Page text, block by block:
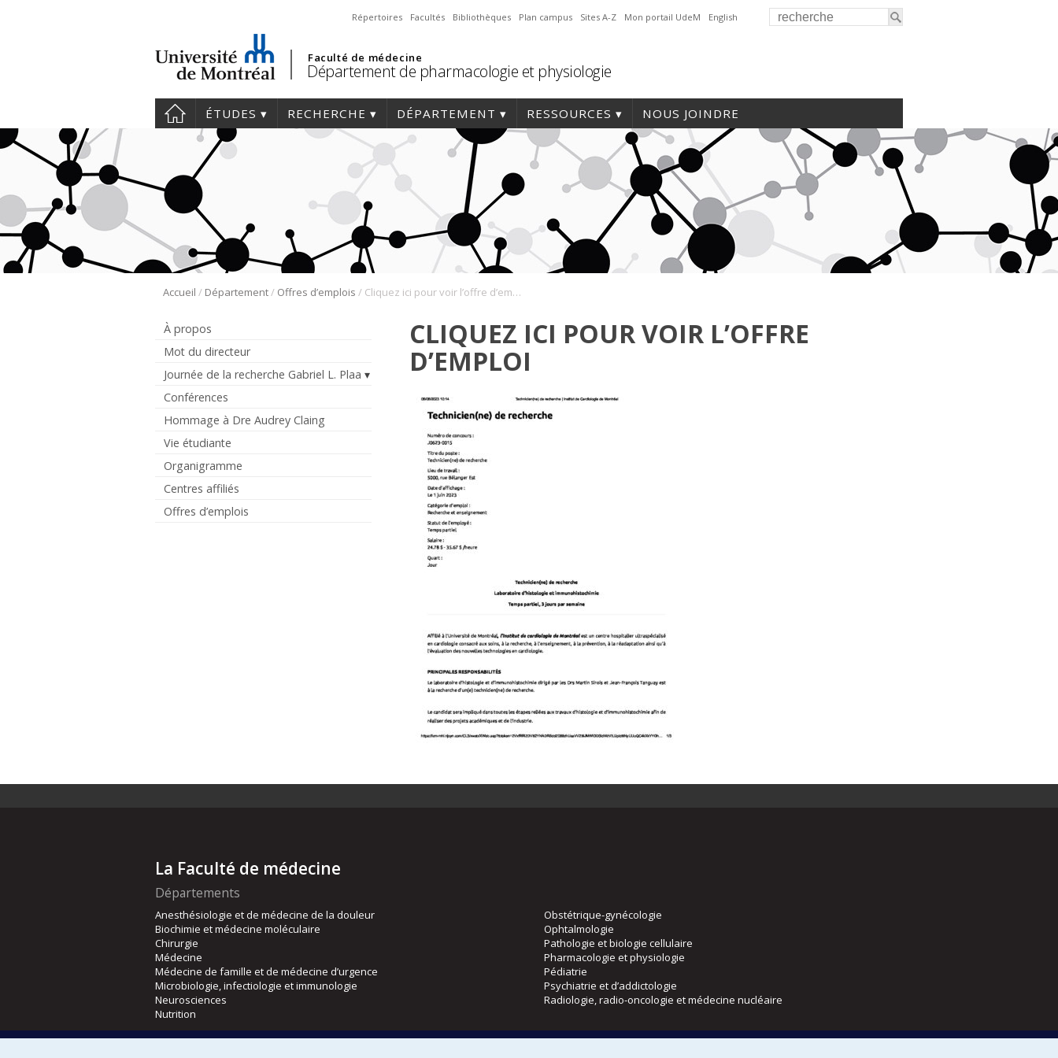
Répertoires Facultés Bibliothèques Plan campus Sites A-Z Mon portail UdeM English
Faculté de médecine
Département de pharmacologie et physiologie
ÉTUDES RECHERCHE DÉPARTEMENT RESSOURCES NOUS JOINDRE
Accueil / Département/ Offres d’emplois / Cliquez ici pour voir l’offre d’emploi
À propos
Mot du directeur
Journée de la recherche Gabriel L. Plaa
Conférences
Hommage à Dre Audrey Claing
Vie étudiante
Organigramme
Centres affiliés
Offres d’emplois
CLIQUEZ ICI POUR VOIR L’OFFRE
D’EMPLOI
La Faculté de médecine
Départements
Anesthésiologie et de médecine de la douleur
Biochimie et médecine moléculaire
Chirurgie
Médecine
Médecine de famille et de médecine d’urgence
Microbiologie, infectiologie et immunologie
Neurosciences
Nutrition
Obstétrique-gynécologie
Ophtalmologie
Pathologie et biologie cellulaire
Pharmacologie et physiologie
Pédiatrie
Psychiatrie et d’addictologie
Radiologie, radio-oncologie et médecine nucléaire